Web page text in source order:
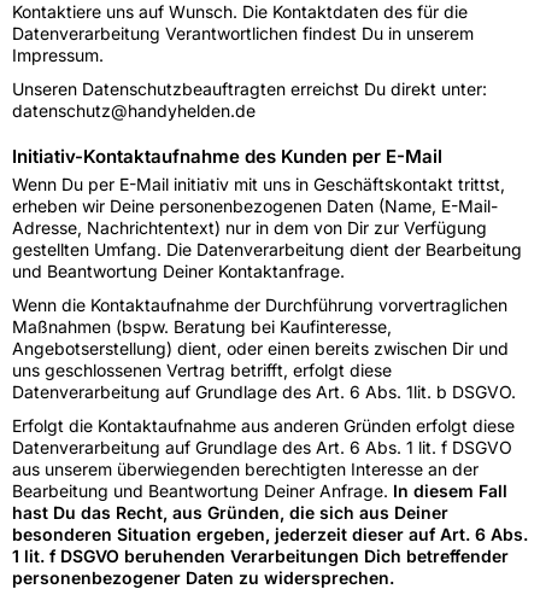
Kontaktiere uns auf Wunsch. Die Kontaktdaten des für die
Datenverarbeitung Verantwortlichen findest Du in unserem
Impressum.
Unseren Datenschutzbeauftragten erreichst Du direkt unter:
datenschutz@handyhelden.de
Initiativ-Kontaktaufnahme des Kunden per E-Mail
Wenn Du per E-Mail initiativ mit uns in Geschäftskontakt trittst,
erheben wir Deine personenbezogenen Daten (Name, E-Mail-
Adresse, Nachrichtentext) nur in dem von Dir zur Verfügung
gestellten Umfang. Die Datenverarbeitung dient der Bearbeitung
und Beantwortung Deiner Kontaktanfrage.
Wenn die Kontaktaufnahme der Durchführung vorvertraglichen
Maßnahmen (bspw. Beratung bei Kaufinteresse,
Angebotserstellung) dient, oder einen bereits zwischen Dir und
uns geschlossenen Vertrag betrifft, erfolgt diese
Datenverarbeitung auf Grundlage des Art. 6 Abs. 1lit. b DSGVO.
Erfolgt die Kontaktaufnahme aus anderen Gründen erfolgt diese
Datenverarbeitung auf Grundlage des Art. 6 Abs. 1 lit. f DSGVO
aus unserem überwiegenden berechtigten Interesse an der
Bearbeitung und Beantwortung Deiner Anfrage. In diesem Fall
hast Du das Recht, aus Gründen, die sich aus Deiner
besonderen Situation ergeben, jederzeit dieser auf Art. 6 Abs.
1 lit. f DSGVO beruhenden Verarbeitungen Dich betreffender
personenbezogener Daten zu widersprechen.